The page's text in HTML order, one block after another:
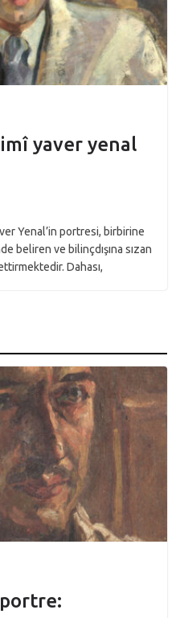
yaver yenal
Yenal’in portresi, birbirine
beliren ve bilinçdışına sızan
Dahası,